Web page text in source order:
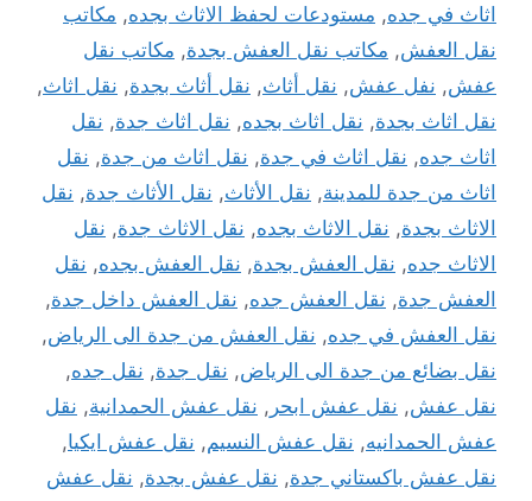
اثاث في جده, مستودعات لحفظ الاثاث بجده, مكاتب
نقل العفش, مكاتب نقل العفش بجدة, مكاتب نقل
عفش, نفل عفش, نقل أثاث, نقل أثاث بجدة, نقل اثاث,
نقل اثاث بجدة, نقل اثاث بجده, نقل اثاث جدة, نقل
اثاث جده, نقل اثاث في جدة, نقل اثاث من جدة, نقل
اثاث من جدة للمدينة, نقل الأثاث, نقل الأثاث جدة, نقل
الاثاث بجدة, نقل الاثاث بجده, نقل الاثاث جدة, نقل
الاثاث جده, نقل العفش بجدة, نقل العفش بجده, نقل
العفش جدة, نقل العفش جده, نقل العفش داخل جدة,
نقل العفش في جده, نقل العفش من جدة الى الرياض,
نقل بضائع من جدة الى الرياض, نقل جدة, نقل جده,
نقل عفش, نقل عفش ابحر , نقل عفش الحمدانية, نقل
عفش الحمدانيه, نقل عفش النسيم, نقل عفش ايكيا,
نقل عفش باكستاني جدة, نقل عفش بجدة, نقل عفش